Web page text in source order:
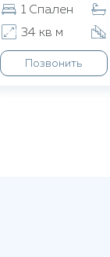
1 Спален
34 кв м
Позвонить